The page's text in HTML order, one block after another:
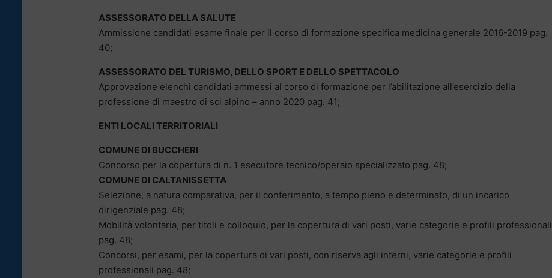
ASSESSORATO DELLA SALUTE
Ammissione candidati esame finale per il corso di formazione specifica medicina generale 2016-2019 pag.
40;
ASSESSORATO DEL TURISMO, DELLO SPORT E DELLO SPETTACOLO
Approvazione elenchi candidati ammessi al corso di formazione per l’abilitazione all’esercizio della
professione di maestro di sci alpino – anno 2020 pag. 41;
ENTI LOCALI TERRITORIALI
COMUNE DI BUCCHERI
Concorso per la copertura di n. 1 esecutore tecnico/operaio specializzato pag. 48;
COMUNE DI CALTANISSETTA
Selezione, a natura comparativa, per il conferimento, a tempo pieno e determinato, di un incarico
dirigenziale pag. 48;
Mobilità volontaria, per titoli e colloquio, per la copertura di vari posti, varie categorie e profili professionali
pag. 48;
Concorsi, per esami, per la copertura di vari posti, con riserva agli interni, varie categorie e profili
professionali pag. 48;